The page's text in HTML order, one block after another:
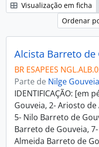
Visualização em ficha
Ordenar
BR ESAPEES
Parte de Nilge
IDENTIFICAÇÃO: [em
Gouveia, 2- Ariosto
5- Nilo Barreto de
Barreto de Gouveia,
Almeida Barreto de